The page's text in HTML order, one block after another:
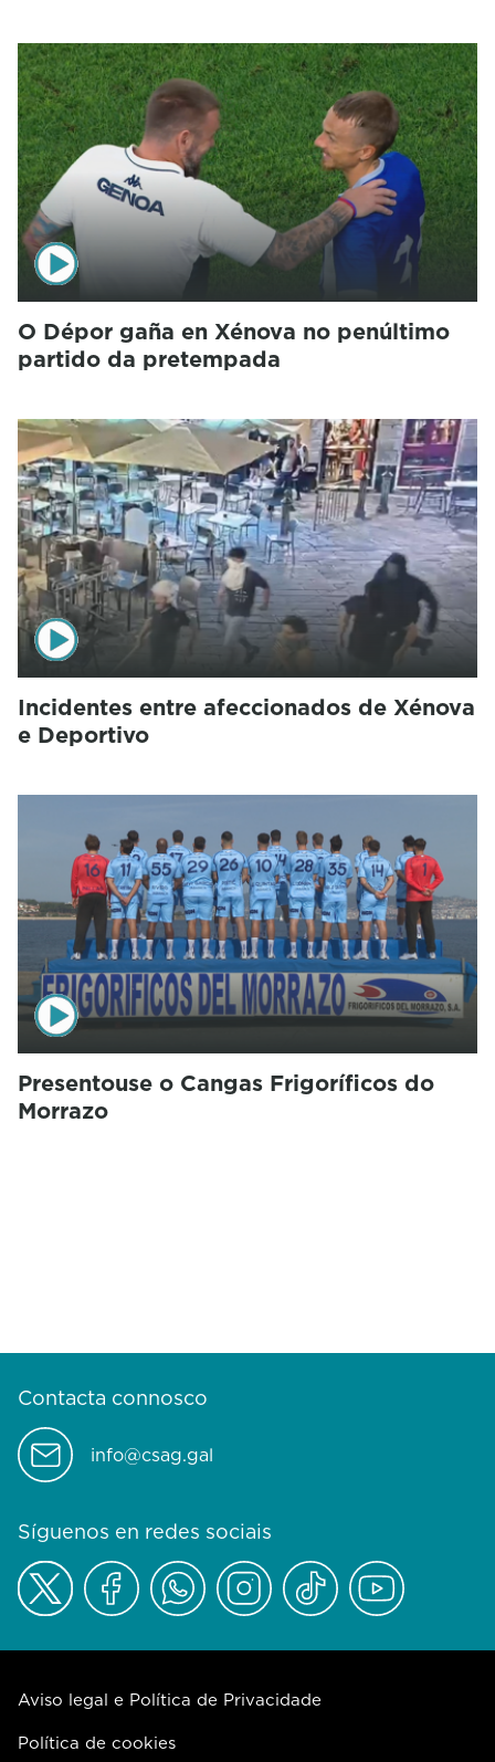
O Dépor gaña en Xénova no penúltimo
partido da pretempada
Incidentes entre afeccionados de Xénova
e Deportivo
Presentouse o Cangas Frigoríficos do
Morrazo
Contacta connosco
info@csag.gal
Síguenos en redes sociais
Aviso legal e Política de Privacidade
Política de cookies